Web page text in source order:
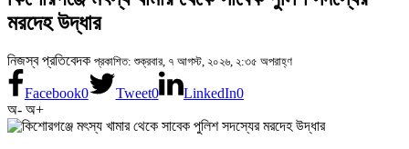
মরদেহ উদ্ধার
নিজস্ব প্রতিবেদক প্রকাশিত: শুক্রবার, ৭ আগস্ট, ২০২৬, ২:৩৫ অপরাহ্ণ
Facebook0 Tweet0 LinkedIn0
অ- অ+